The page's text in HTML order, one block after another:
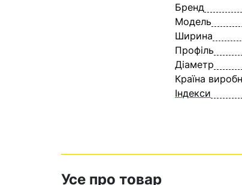
Бренд
Модель
Ширина
Профіль
Діаметр
Країна
Індекси
Усе про товар